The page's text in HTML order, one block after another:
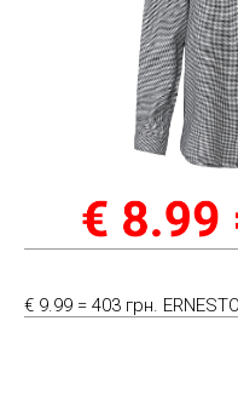
€ 9.99 = 403 грн.